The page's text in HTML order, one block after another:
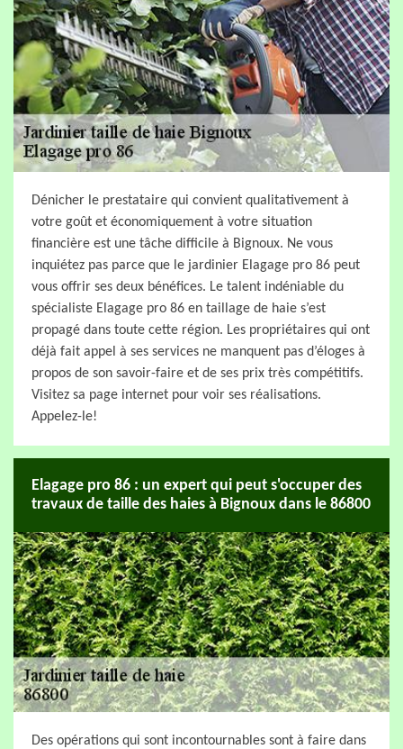
Dénicher le prestataire qui convient qualitativement à
votre goût et économiquement à votre situation
financière est une tâche difficile à Bignoux. Ne vous
inquiétez pas parce que le jardinier Elagage pro 86 peut
vous offrir ses deux bénéfices. Le talent indéniable du
spécialiste Elagage pro 86 en taillage de haie s’est
propagé dans toute cette région. Les propriétaires qui ont
déjà fait appel à ses services ne manquent pas d’éloges à
propos de son savoir-faire et de ses prix très compétitifs.
Visitez sa page internet pour voir ses réalisations.
Appelez-le!
Elagage pro 86 : un expert qui peut s'occuper des
travaux de taille des haies à Bignoux dans le 86800
Des opérations qui sont incontournables sont à faire dans